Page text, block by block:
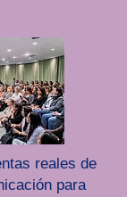
reales de
para